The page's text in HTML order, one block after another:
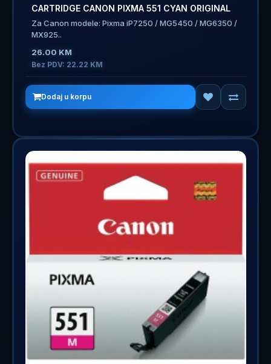
CARTRIDGE CANON PIXMA 551 CYAN ORIGINAL
Za Canon modele: Pixma iP7250 / MG5450 / MG6350 /
MX925..
26.00 KM
Bez PDV: 22.22 KM
Dodaj u korpu